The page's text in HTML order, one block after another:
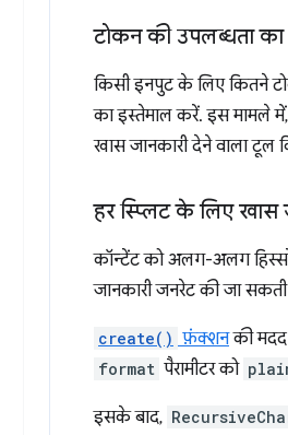
टोकन की उपलब्धता का
किसी इनपुट के लिए कितने
का इस्तेमाल करें. इस मामले
खास जानकारी देने वाला टूल
हर स्प्लिट के लिए खास
कॉन्टेंट को अलग-अलग
जानकारी जनरेट की जा
create() फ़ंक्शनकी मदद
format पैरामीटर को
इसके बाद,